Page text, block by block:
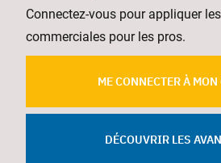
Connectez-vous pour appliquer
commerciales pour les pros.
ME CONNECTER À MON
DÉCOUVRIR LES